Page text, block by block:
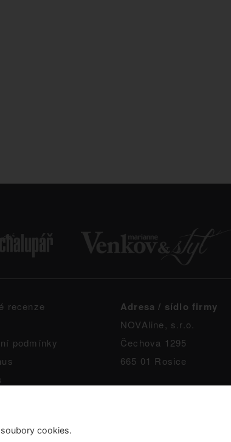
recenze
podmínky
Adresa / sídlo firmy
NOVAline, s.r.o.
Čechova 1295
665 01 Rosice
cookies.